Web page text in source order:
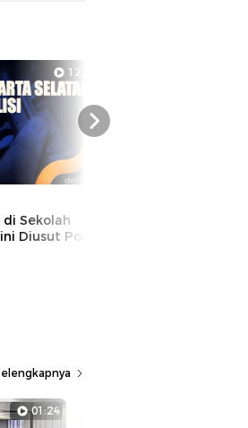
12:44
Sekolah
Diusut Polisi
Next
01:24